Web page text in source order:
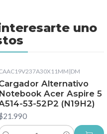
uno
|DM
Alternativo
Notebook Acer Aspire 5
53-52P2 (N19H2)